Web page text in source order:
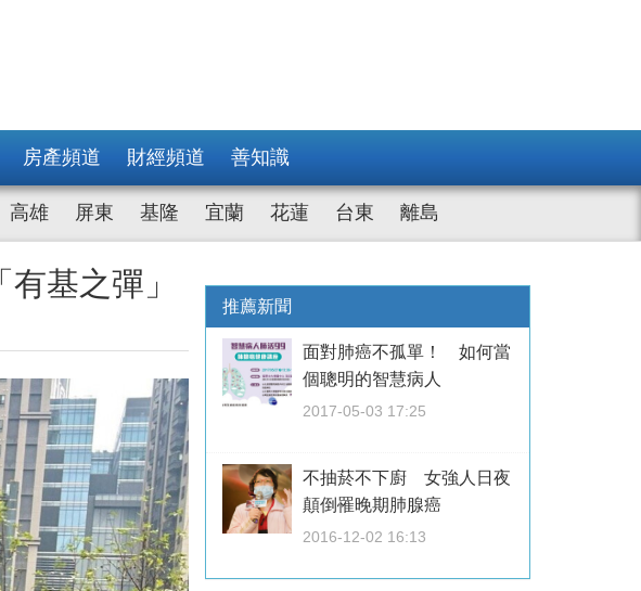
房產頻道 財經頻道 善知識
高雄 屏東 基隆 宜蘭 花蓮 台東 離島
基之彈」
推薦新聞
面對肺癌不孤單！ 如何當
個聰明的智慧病人
2017-05-03 17:25
不抽菸不下廚 女強人日夜
顛倒罹晚期肺腺癌
2016-12-02 16:13